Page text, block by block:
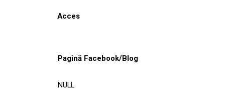
Acces
Pagină Facebook/Blog
NULL